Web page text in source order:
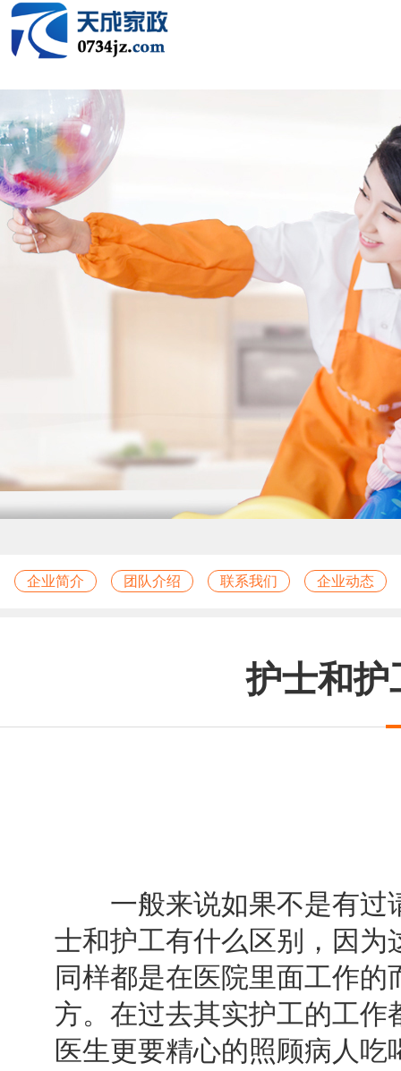
企业简介 团队介绍 联系我们 企业动态
护士和护
一般来说如果不是有过
士和护工有什么区别，因
同样都是在医院里面工作
方。在过去其实护工的工
医生更要精心的照顾病人